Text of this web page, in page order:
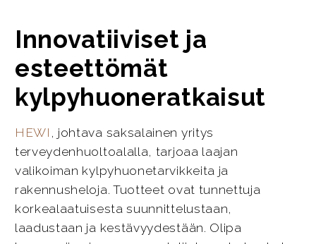
Innovatiiviset ja
esteettömät
kylpyhuoneratkaisut
HEWI , johtava saksalainen yritys
terveydenhuoltoalalla, tarjoaa laajan
valikoiman kylpyhuonetarvikkeita ja
rakennusheloja. Tuotteet ovat tunnettuja
korkealaatuisesta suunnittelustaan,
laadustaan ja kestävyydestään. Olipa